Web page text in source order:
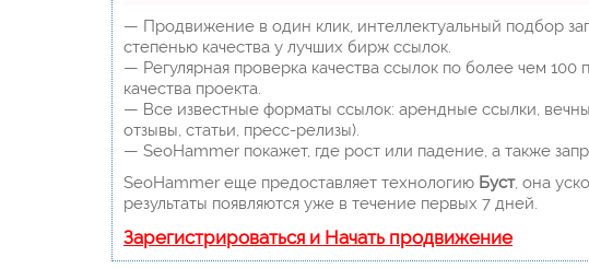
— Продвижение в один клик, интеллектуальный подбор
степенью качества у лучших бирж ссылок.
— Регулярная проверка качества ссылок по более чем
качества проекта.
— Все известные форматы ссылок: арендные ссылки,
отзывы, статьи, пресс-релизы).
— SeoHammer покажет, где рост или падение, а также
SeoHammer еще предоставляет технологию Буст, она
результаты появляются уже в течение первых 7 дней.
Зарегистрироваться и Начать продвижение